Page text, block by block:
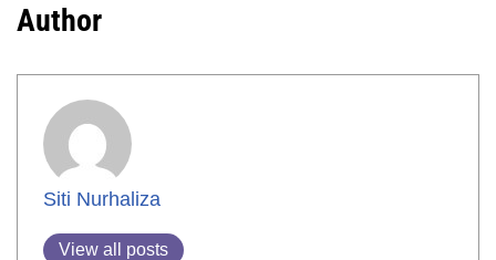
Author
Siti Nurhaliza
View all posts